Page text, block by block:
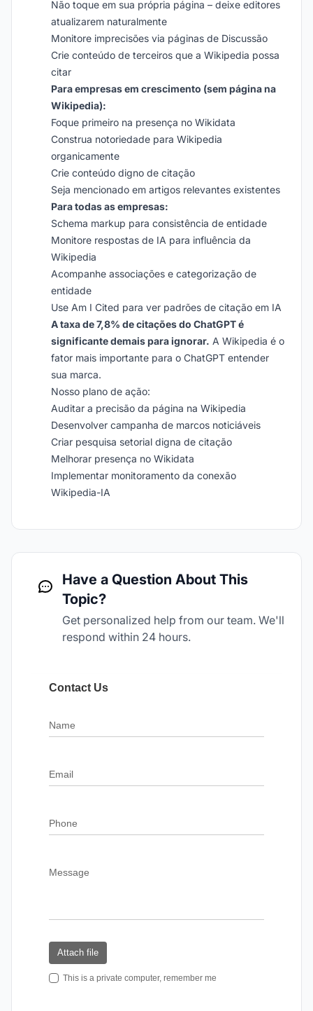
Não toque em sua própria página – deixe editores
atualizarem naturalmente
Monitore imprecisões via páginas de Discussão
Crie conteúdo de terceiros que a Wikipedia possa
citar
Para empresas em crescimento (sem página na
Wikipedia):
Foque primeiro na presença no Wikidata
Construa notoriedade para Wikipedia
organicamente
Crie conteúdo digno de citação
Seja mencionado em artigos relevantes existentes
Para todas as empresas:
Schema markup para consistência de entidade
Monitore respostas de IA para influência da
Wikipedia
Acompanhe associações e categorização de
entidade
Use Am I Cited para ver padrões de citação em IA
A taxa de 7,8% de citações do ChatGPT é
significante demais para ignorar. A Wikipedia é o
fator mais importante para o ChatGPT entender
sua marca.
Nosso plano de ação:
Auditar a precisão da página na Wikipedia
Desenvolver campanha de marcos noticiáveis
Criar pesquisa setorial digna de citação
Melhorar presença no Wikidata
Implementar monitoramento da conexão
Wikipedia-IA
Have a Question About This
Topic?
Get personalized help from our team. We'll
respond within 24 hours.